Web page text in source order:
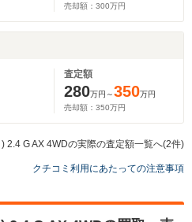
売却額： 300万円
査定額
280万円～350万円
売却額： 350万円
2.4 G AX 4WDの実際の査定額一覧へ(2件)
クチコミ利用にあたっての注意事項